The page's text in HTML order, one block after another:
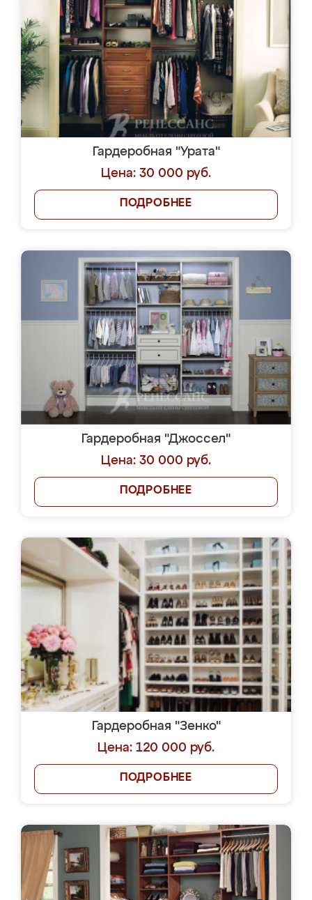
Гардеробная "Урата"
Цена: 30 000 руб.
ПОДРОБНЕЕ
Гардеробная "Джоссел"
Цена: 30 000 руб.
ПОДРОБНЕЕ
Гардеробная "Зенко"
Цена: 120 000 руб.
ПОДРОБНЕЕ